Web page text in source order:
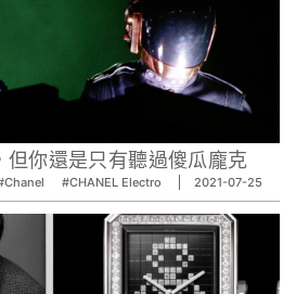
你還是只有聽過傻瓜龐克
#CHANEL Electro 2021-07-25